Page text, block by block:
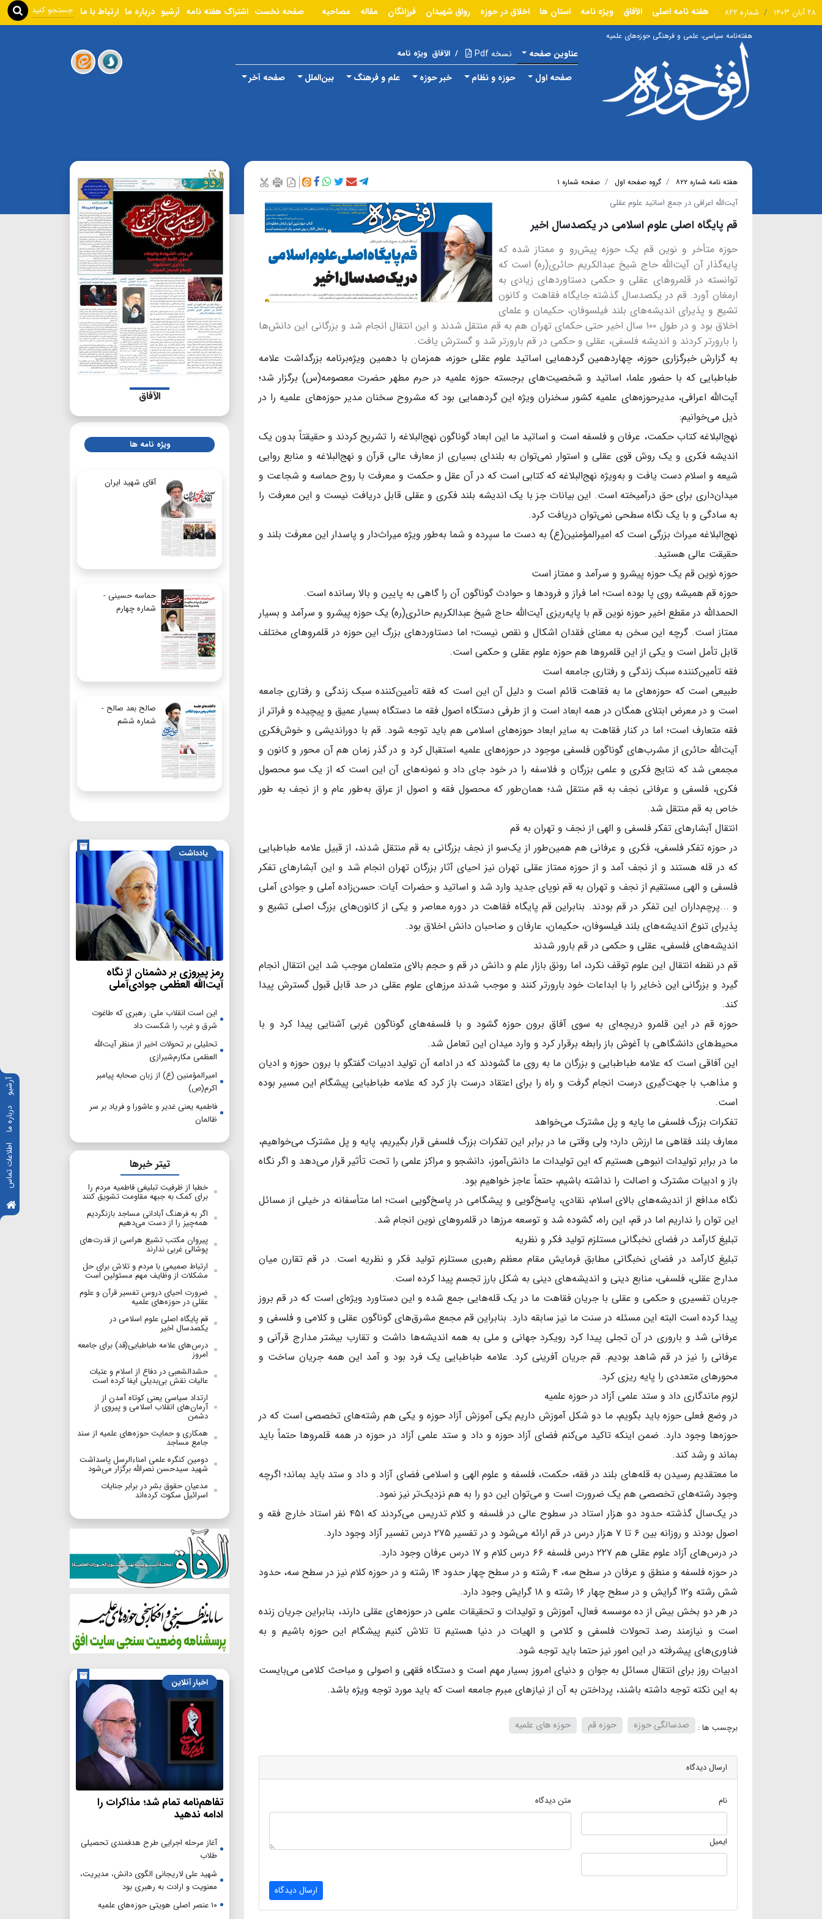
آرشیو
درباره ما
اطلاعات تماس
۲۸ آبان ۱۴۰۳ شماره ۸۲۲ هفته نامه اصلی الآفاق ویژه نامه استان ها اخلاق در حوزه رواق شهیدان فرزانگان مقاله مصاحبه صفحه نخست اشتراک هفته نامه آرشیو درباره ما ارتباط با ما
هفته‌نامه سیاسی، علمی و فرهنگی حوزه‌های علمیه
عناوین صفحه نسخه Pdf / الآفاق ویژه نامه
صفحه اول حوزه و نظام خبر حوزه علم و فرهنگ بین‌الملل صفحه آخر
هفته نامه شماره ۸۲۲ گروه صفحه اول صفحه شماره ۱
آیت‌الله اعرافی در جمع اساتید علوم عقلی
قم پایگاه اصلی علوم اسلامی در یکصدسال اخیر
حوزه متأخر و نوین قم یک حوزه پیش‌رو و ممتاز شده که
پایه‌گذار آن آیت‌الله حاج شیخ عبدالکریم حائری(ره) است که
توانسته در قلمروهای عقلی و حکمی دستاوردهای زیادی به
ارمغان آورد. قم در یکصدسال گذشته جایگاه فقاهت و کانون‌
تشیع و پذیرای اندیشه‌های بلند فیلسوفان، حکیمان و علمای
اخلاق بود و در طول ۱۰۰ سال اخیر حتی حکمای تهران هم به قم منتقل شدند و این انتقال انجام شد و بزرگانی این دانش‌ها
را بارورتر کردند و اندیشه فلسفی، عقلی و حکمی در قم بارورتر شد و گسترش یافت.
به گزارش خبرگزاری حوزه، چهاردهمین گردهمایی اساتید علوم عقلی حوزه، همزمان با دهمین ویژه‌برنامه بزرگداشت علامه
طباطبایی که با حضور علما، اساتید و شخصیت‌های برجسته حوزه علمیه در حرم مطهر حضرت معصومه(س) برگزار شد؛
آیت‌الله اعرافی، مدیرحوزه‌های علمیه کشور سخنران ویژه این گردهمایی بود که مشروح سخنان مدیر حوزه‌های علمیه را در
ذیل می‌خوانیم:
نهج‌البلاغه کتاب حکمت، عرفان و فلسفه است و اساتید ما این ابعاد گوناگون نهج‌البلاغه را تشریح کردند و حقیقتاً بدون یک
اندیشه فکری و یک روش قوی عقلی و استوار نمی‌توان به بلندای بسیاری از معارف عالی قرآن و نهج‌البلاغه و منابع روایی
شیعه و اسلام دست یافت و به‌ویژه نهج‌البلاغه که کتابی است که در آن عقل و حکمت و معرفت با روح حماسه و شجاعت و
میدان‌داری برای حق درآمیخته است. این بیانات جز با یک اندیشه بلند فکری و عقلی قابل دریافت نیست و این معرفت را
به سادگی و با یک نگاه سطحی نمی‌توان دریافت کرد.
نهج‌البلاغه میراث بزرگی است که امیرالمؤمنین(ع) به دست ما سپرده و شما به‌طور ویژه میراث‌دار و پاسدار این معرفت بلند و
حقیقت عالی هستید.
حوزه نوین قم یک حوزه پیشرو و سرآمد و ممتاز است
حوزه قم همیشه روی پا بوده است؛ اما فراز و فرودها و حوادث گوناگون آن را گاهی به پایین و بالا رسانده است.
الحمدالله در مقطع اخیر حوزه نوین قم با پایه‌ریزی آیت‌الله حاج شیخ عبدالکریم حائری(ره) یک حوزه پیشرو و سرآمد و بسیار
ممتاز است. گرچه این سخن به معنای فقدان اشکال و نقص نیست؛ اما دستاوردهای بزرگ این حوزه در قلمروهای مختلف
قابل تأمل است و یکی از این قلمروها هم حوزه علوم عقلی و حکمی است.
فقه تأمین‌کننده سبک زندگی و رفتاری جامعه است
طبیعی است که حوزه‌های ما به فقاهت قائم است و دلیل آن این است که فقه تأمین‌کننده سبک زندگی و رفتاری جامعه
است و در معرض ابتلای همگان در همه ابعاد است و از طرفی دستگاه اصول فقه ما دستگاه بسیار عمیق و پیچیده و فراتر از
فقه متعارف است؛ اما در کنار فقاهت به سایر ابعاد حوزه‌های اسلامی هم باید توجه شود. قم با دوراندیشی و خوش‌فکری
آیت‌الله حائری از مشرب‌های گوناگون فلسفی موجود در حوزه‌های علمیه استقبال کرد و در گذر زمان هم آن محور و کانون و
مجمعی شد که نتایج فکری و علمی بزرگان و فلاسفه را در خود جای داد و نمونه‌های آن این است که از یک سو محصول
فکری، فلسفی و عرفانی نجف به قم منتقل شد؛ همان‌طور که محصول فقه و اصول از عراق به‌طور عام و از نجف به طور
خاص به قم منتقل شد.
انتقال آبشارهای تفکر فلسفی و الهی از نجف و تهران به قم
در حوزه تفکر فلسفی، فکری و عرفانی هم همین‌طور از یک‌سو از نجف بزرگانی به قم منتقل شدند، از قبیل علامه طباطبایی
که در قله هستند و از نجف آمد و از حوزه ممتاز عقلی تهران نیز احیای آثار بزرگان تهران انجام شد و این آبشارهای تفکر
فلسفی و الهی مستقیم از نجف و تهران به قم نوپای جدید وارد شد و اساتید و حضرات آیات: حسن‌زاده آملی و جوادی آملی
و ...پرچم‌داران این تفکر در قم بودند. بنابراین قم پایگاه فقاهت در دوره معاصر و یکی از کانون‌های بزرگ اصلی تشیع و
پذیرای تنوع اندیشه‌های بلند فیلسوفان، حکیمان، عارفان و صاحبان دانش اخلاق بود.
اندیشه‌های فلسفی، عقلی و حکمی در قم بارور شدند
قم در نقطه انتقال این علوم توقف نکرد، اما رونق بازار علم و دانش در قم و حجم بالای متعلمان موجب شد این انتقال انجام
گیرد و بزرگانی این ذخایر را با ابداعات خود بارورتر کنند و موجب شدند مرزهای علوم عقلی در حد قابل قبول گسترش پیدا
کند.
حوزه قم در این قلمرو دریچه‌ای به سوی آفاق برون حوزه گشود و با فلسفه‌های گوناگون غربی آشنایی پیدا کرد و با
محیط‌های دانشگاهی با آغوش باز رابطه برقرار کرد و وارد میدان این تعامل شد.
این آفاقی است که علامه طباطبایی و بزرگان ما به روی ما گشودند که در ادامه آن تولید ادبیات گفتگو با برون حوزه و ادیان
و مذاهب با جهت‌گیری درست انجام گرفت و راه را برای اعتقاد درست باز کرد که علامه طباطبایی پیشگام این مسیر بوده
است.
تفکرات بزرگ فلسفی ما پایه و پل مشترک می‌خواهد
معارف بلند فقاهی ما ارزش دارد؛ ولی وقتی ما در برابر این تفکرات بزرگ فلسفی قرار بگیریم، پایه و پل مشترک می‌خواهیم،
ما در برابر تولیدات انبوهی هستیم که این تولیدات ما دانش‌آموز، دانشجو و مراکز علمی را تحت تأثیر قرار می‌دهد و اگر نگاه
باز و ادبیات مشترک و اصالت را نداشته باشیم، حتماً عاجز خواهیم بود.
نگاه مدافع از اندیشه‌های بالای اسلام، نقادی، پاسخ‌گویی و پیشگامی در پاسخ‌گویی است؛ اما متأسفانه در خیلی از مسائل
این توان را نداریم اما در قم، این راه، گشوده شد و توسعه مرزها در قلمروهای نوین انجام شد.
تبلیغ کارآمد در فضای نخبگانی مستلزم تولید فکر و نظریه
تبلیغ کارآمد در فضای نخبگانی مطابق فرمایش مقام معظم رهبری مستلزم تولید فکر و نظریه است. در قم تقارن میان
مدارج عقلی، فلسفی، منابع دینی و اندیشه‌های دینی به شکل بارز تجسم پیدا کرده است.
جریان تفسیری و حکمی و عقلی با جریان فقاهت ما در یک قله‌هایی جمع شده و این دستاورد ویژه‌ای است که در قم بروز
پیدا کرده است البته این مسئله در سنت ما نیز سابقه دارد. بنابراین قم مجمع مشرق‌های گوناگون عقلی و کلامی و فلسفی و
عرفانی شد و باروری در آن تجلی پیدا کرد رویکرد جهانی و ملی به همه اندیشه‌ها داشت و تقارب بیشتر مدارج قرآنی و
عرفانی را نیز در قم شاهد بودیم. قم جریان آفرینی کرد. علامه طباطبایی یک فرد بود و آمد این همه جریان ساخت و
محورهای متعددی را پایه ریزی کرد.
لزوم ماندگاری داد و ستد علمی آزاد در حوزه علمیه
در وضع فعلی حوزه باید بگویم، ما دو شکل آموزش داریم یکی آموزش آزاد حوزه و یکی هم رشته‌های تخصصی است که در
حوزه‌ها وجود دارد. ضمن اینکه تاکید می‌کنم فضای آزاد حوزه و داد و ستد علمی آزاد در حوزه در همه قلمروها حتماً باید
بماند و رشد کند.
ما معتقدیم رسیدن به قله‌های بلند در فقه، حکمت، فلسفه و علوم الهی و اسلامی فضای آزاد و داد و ستد باید بماند؛ اگرچه
وجود رشته‌های تخصصی هم یک ضرورت است و می‌توان این دو را به هم نزدیک‌تر نیز نمود.
در یک‌سال گذشته حدود دو هزار استاد در سطوح عالی در فلسفه و کلام تدریس می‌کردند که ۴۵۱ نفر استاد خارج فقه و
اصول بودند و روزانه بین ۶ تا ۷ هزار درس در قم ارائه می‌شود و در تفسیر ۲۷۵ درس تفسیر آزاد وجود دارد.
در درس‌های آزاد علوم عقلی هم ۲۲۷ درس فلسفه ۶۶ درس کلام و ۱۷ درس عرفان وجود دارد.
در حوزه فلسفه و منطق و عرفان در سطح سه، ۴ رشته و در سطح چهار حدود ۱۴ رشته و در حوزه کلام نیز در سطح سه، حدود
شش رشته و۱۲ گرایش و در سطح چهار ۱۶ رشته و ۱۸ گرایش وجود دارد.
در هر دو بخش بیش از ده موسسه فعال، آموزش و تولیدات و تحقیقات علمی در حوزه‌های عقلی دارند، بنابراین جریان زنده
است و نیازمند رصد تحولات فلسفی و کلامی و الهیات در دنیا هستیم تا تلاش کنیم پیشگام این حوزه باشیم و به
فناوری‌های پیشرفته در این امور نیز حتما باید توجه شود.
ادبیات روز برای انتقال مسائل به جوان و دنیای امروز بسیار مهم است و دستگاه فقهی و اصولی و مباحث کلامی می‌بایست
به این نکته توجه داشته باشند، پرداختن به آن از نیازهای مبرم جامعه است که باید مورد توجه ویژه باشد.
برچسب ها : صدسالگی حوزه حوزه قم حوزه های علمیه
ارسال دیدگاه
نام
ایمیل
متن دیدگاه
ارسال دیدگاه
الآفاق
ویژه نامه ها
آقای شهید ایران
حماسه حسینی -
شماره چهارم
صالح بعد صالح -
شماره ششم
یادداشت
رمز پیروزی بر دشمنان از نگاه
آیت‌الله العظمی جوادی‌آملی
این است انقلاب ملی: رهبری که طاغوت
شرق و غرب را شکست داد
تحلیلی بر تحولات اخیر از منظر آیت‌الله
العظمی مکارم‌شیرازی
امیرالمؤمنین (ع) از زبان صحابه پیامبر
اکرم(ص)
فاطمیه یعنی غدیر و عاشورا و فریاد بر سر
ظالمان
تیتر خبرها
خطبا از ظرفیت تبلیغی فاطمیه مردم را
برای کمک به جبهه مقاومت تشویق کنند
اگر به فرهنگ آبادانی مساجد بازنگردیم
همه‌چیز را از دست می‌دهیم
پیروان مکتب تشیع ‌هراسی از قدرت‌های
پوشالی غربی ندارند
ارتباط صمیمی با مردم و تلاش برای حل
مشکلات از وظایف مهم مسئولین است
ضرورت احیای دروس تفسیر قرآن و علوم
عقلی در حوزه‌های علمیه
قم پایگاه اصلی علوم اسلامی در
یکصدسال اخیر
درس‌های علامه طباطبایی(قد) برای جامعه
امروز
حشدالشعبی در دفاع از اسلام و عتبات
عالیات نقش بی‌بدیلی ایفا کرده است
ارتداد سیاسی یعنی کوتاه آمدن از
آرمان‌های انقلاب اسلامی و پیروی از
دشمن
همکاری و حمایت حوزه‌های علمیه از سند
جامع مساجد
دومین کنگره علمی امناءالرسل پاسداشت
شهید سیدحسن نصرالله برگزار می‌شود
مدعیان حقوق بشر در برابر جنایات
اسرائیل سکوت کرده‌اند
اخبار آنلاین
تفاهم‌نامه تمام شد؛ مذاکرات را
ادامه ندهید
آغاز مرحله اجرایی طرح هدفمندی تحصیلی
طلاب
شهید علی لاریجانی الگوی دانش، مدیریت،
معنویت و ارادت به رهبری بود
۱۰ عنصر اصلی هویتی حوزه‌های علمیه